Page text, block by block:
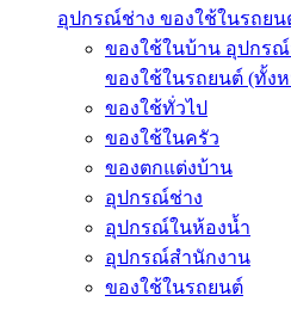
อุปกรณ์ช่าง ของใช้ในรถยน
ของใช้ในบ้าน อุปกร
ของใช้ในรถยนต์ (ทั้ง
ของใช้ทั่วไป
ของใช้ในครัว
ของตกแต่งบ้าน
อุปกรณ์ช่าง
อุปกรณ์ในห้องน้ำ
อุปกรณ์สำนักงาน
ของใช้ในรถยนต์